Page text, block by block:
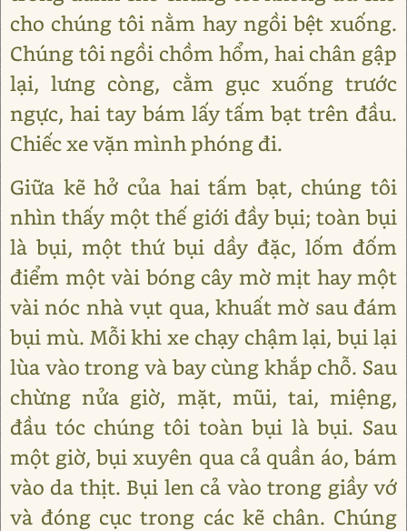
cho chúng tôi nằm hay ngồi bệt xuống.
Chúng tôi ngồi chồm hổm, hai chân gập
lại, lưng còng, cằm gục xuống trước
ngực, hai tay bám lấy tấm bạt trên đầu.
Chiếc xe vặn mình phóng đi.
Giữa kẽ hở của hai tấm bạt, chúng tôi
nhìn thấy một thế giới đầy bụi; toàn bụi
là bụi, một thứ bụi dầy đặc, lốm đốm
điểm một vài bóng cây mờ mịt hay một
vài nóc nhà vụt qua, khuất mờ sau đám
bụi mù. Mỗi khi xe chạy chậm lại, bụi lại
lùa vào trong và bay cùng khắp chỗ. Sau
chừng nửa giờ, mặt, mũi, tai, miệng,
đầu tóc chúng tôi toàn bụi là bụi. Sau
một giờ, bụi xuyên qua cả quần áo, bám
vào da thịt. Bụi len cả vào trong giầy vớ
và đóng cục trong các kẽ chân. Chúng